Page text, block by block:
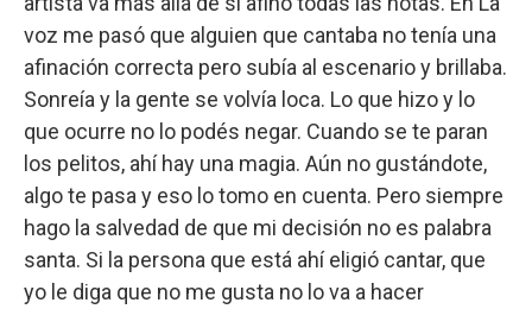
voz me pasó que alguien que cantaba no tenía una
afinación correcta pero subía al escenario y brillaba.
Sonreía y la gente se volvía loca. Lo que hizo y lo
que ocurre no lo podés negar. Cuando se te paran
los pelitos, ahí hay una magia. Aún no gustándote,
algo te pasa y eso lo tomo en cuenta. Pero siempre
hago la salvedad de que mi decisión no es palabra
santa. Si la persona que está ahí eligió cantar, que
yo le diga que no me gusta no lo va a hacer